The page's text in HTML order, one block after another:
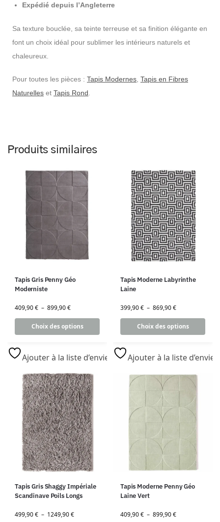
Expédié depuis l’Angleterre
Sa texture bouclée, sa teinte terreuse et sa finition élégante en
font un choix idéal pour sublimer les intérieurs naturels et
chaleureux.
Pour toutes les pièces : Tapis Modernes Tapis en Fibres
Naturelles et Tapis Rond
Produits similaires
Tapis Gris Penny Géo
Moderniste
409,90€ – 899,90€
Choix des options
Ajouter à la liste d’envies
Tapis Moderne Labyrinthe
Laine
399,90€ – 869,90€
Choix des options
Ajouter à la liste d’envies
Tapis Gris Shaggy Impériale
Scandinave Poils Longs
499,90€ – 1249,90€
Tapis Moderne Penny Géo
Laine Vert
409,90€ – 899,90€